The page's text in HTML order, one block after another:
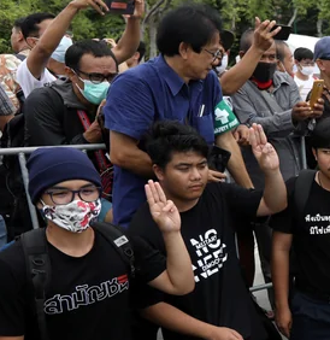
nord
wahrheit
verlag
verlag
veranstaltungen
shop